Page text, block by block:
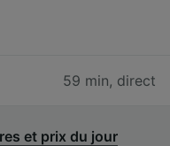
59 min, direct
et prix du jour